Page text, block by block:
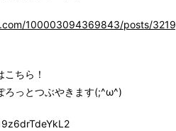
100003094369843/posts/
ちら！
ろっとつぶやきます(;^ω^)